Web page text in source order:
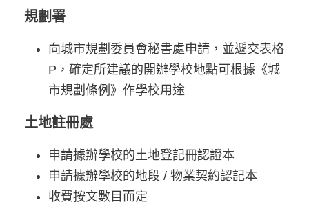
規劃署
向城市規劃委員會秘書處申請，並遞交表格
P，確定所建議的開辦學校地點可根據《城
市規劃條例》作學校用途
土地註冊處
申請據辦學校的土地登記冊認證本
申請據辦學校的地段 / 物業契約認記本
收費按文數目而定